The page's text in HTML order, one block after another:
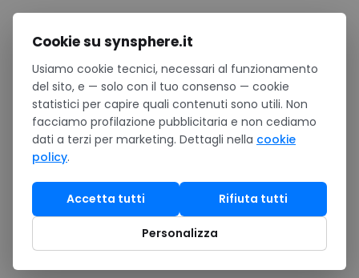
Salta al contenuto
Home / Notizie
ROI del software su misura per PMI italiane: come calcolare
TCO e payback a 3 anni
ANALISI • In evidenza
ROI del software su misura
per PMI italiane: come
calcolare TCO e payback a
3 anni
Cookie su synsphere.it
Usiamo cookie tecnici, necessari al funzionamento
del sito, e — solo con il tuo consenso — cookie
statistici per capire quali contenuti sono utili. Non
facciamo profilazione pubblicitaria e non cediamo
dati a terzi per marketing. Dettagli nella cookie
policy.
Accetta tutti Rifiuta tutti
Personalizza